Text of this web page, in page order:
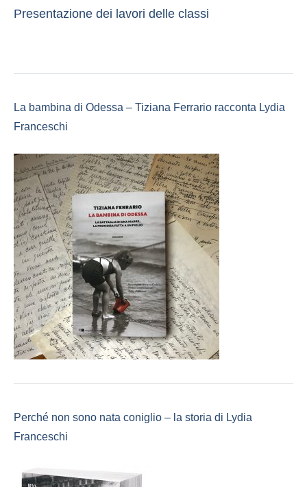
Presentazione dei lavori delle classi
La bambina di Odessa – Tiziana Ferrario racconta Lydia
Franceschi
Perché non sono nata coniglio – la storia di Lydia
Franceschi